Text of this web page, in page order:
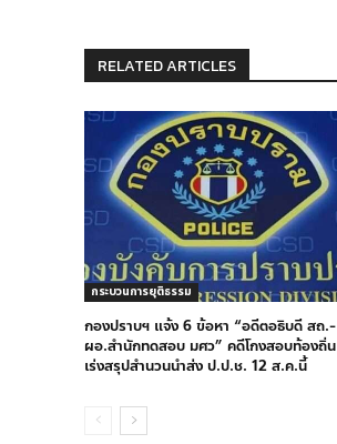
RELATED ARTICLES
กระบวนการยุติธรรม
กองปราบฯ แจ้ง 6 ข้อหา “อดีตอธิบดี สถ.-
ผอ.สำนักทดสอบ มศว” คดีโกงสอบท้องถิ่น
เร่งสรุปสำนวนนำส่ง ป.ป.ช. 12 ส.ค.นี้